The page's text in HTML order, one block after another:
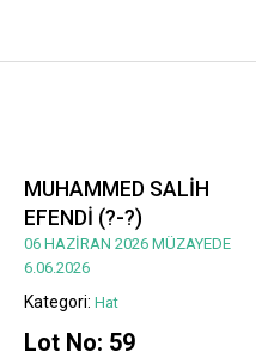
MUHAMMED SALİH
EFENDİ (?-?)
06 HAZİRAN 2026 MÜZAYEDE
6.06.2026
Kategori: Hat
Lot No: 59